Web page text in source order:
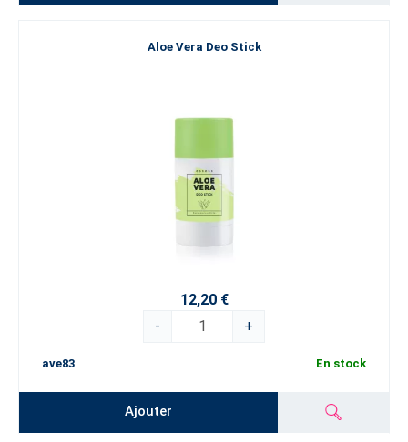
Aloe Vera Deo Stick
12,20 €
-
+
ave83 En stock
Ajouter